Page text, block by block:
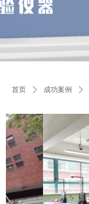
首页 ꄲ 成功案例 ꄲ